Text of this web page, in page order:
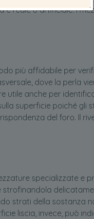
reale o artificiale. I
più affidabile per
dove la perla
anche per
superficie poiché gli
del foro. Il
specializzate e
strati della sostanza
liscia, invece, può